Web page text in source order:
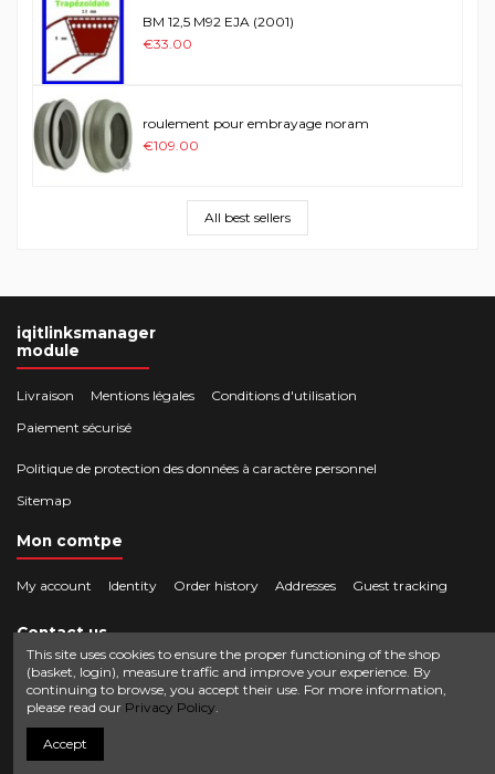
BM 12,5 M92 EJA (2001)
€33.00
roulement pour embrayage noram
€109.00
All best sellers
iqitlinksmanager
module
Livraison Mentions légales
Conditions d'utilisation
Paiement sécurisé
Politique de protection des données à caractère personnel
Sitemap
Mon comtpe
My account Identity Order history Addresses Guest tracking
Contact us
Crocbois-motoculture.com
50 route de Villefort 48800 Pied-de-Borne
0624436257
contact@crocbois-motoculture.com
This site uses cookies to ensure the proper functioning of the shop
(basket, login), measure traffic and improve your experience. By
continuing to browse, you accept their use. For more information,
please read our Privacy Policy.
Accept